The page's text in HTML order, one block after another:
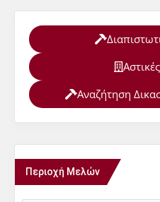
Αναζήτηση
Περιοχή Μελών